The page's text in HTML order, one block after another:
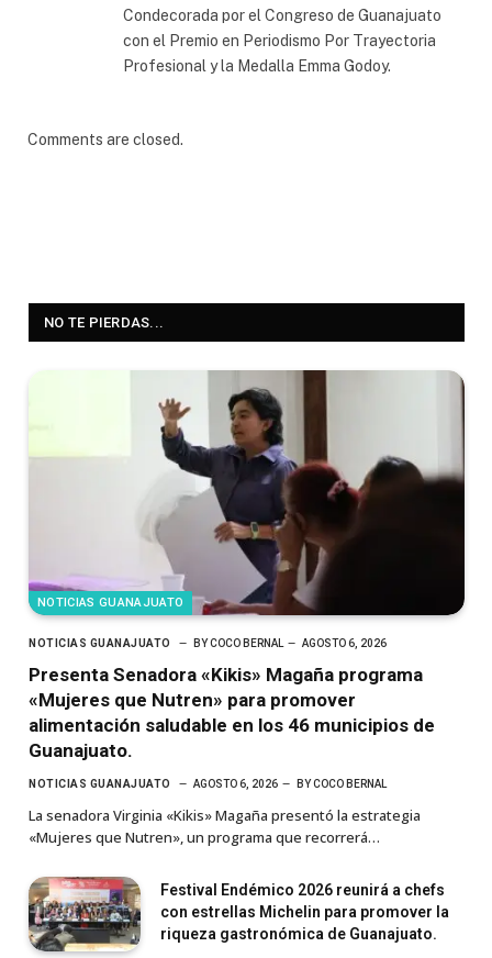
Condecorada por el Congreso de Guanajuato
con el Premio en Periodismo Por Trayectoria
Profesional y la Medalla Emma Godoy.
Comments are closed.
NO TE PIERDAS...
NOTICIAS GUANAJUATO
NOTICIAS GUANAJUATO BY COCO BERNAL AGOSTO 6, 2026
Presenta Senadora «Kikis» Magaña programa
«Mujeres que Nutren» para promover
alimentación saludable en los 46 municipios de
Guanajuato.
NOTICIAS GUANAJUATO AGOSTO 6, 2026 BY COCO BERNAL
La senadora Virginia «Kikis» Magaña presentó la estrategia
«Mujeres que Nutren», un programa que recorrerá…
Festival Endémico 2026 reunirá a chefs
con estrellas Michelin para promover la
riqueza gastronómica de Guanajuato.